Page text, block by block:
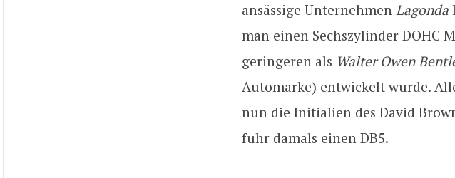
ansässige Unternehmen Lagonda
man einen Sechszylinder DOHC
geringeren als Walter Owen
Automarke) entwickelt wurde.
nun die Initialien des David
fuhr damals einen DB5.